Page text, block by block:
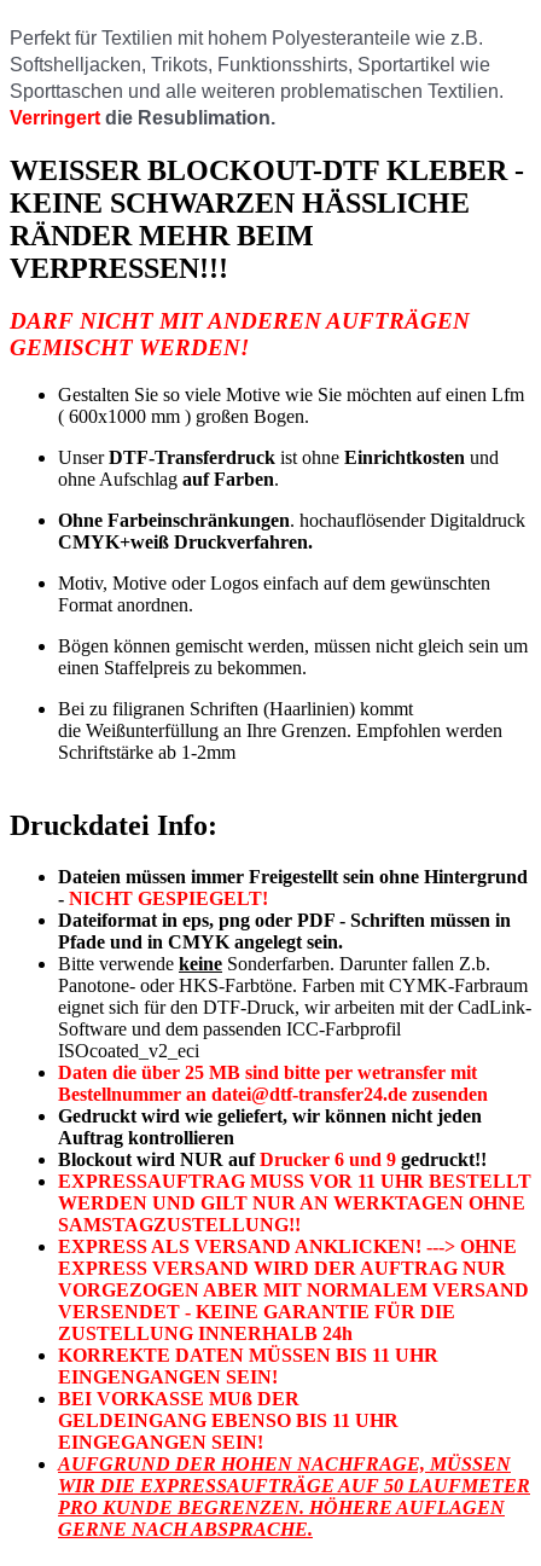
Perfekt für Textilien mit hohem Polyesteranteile wie z.B.
Softshelljacken, Trikots, Funktionsshirts, Sportartikel wie
Sporttaschen und alle weiteren problematischen Textilien.
Verringert die Resublimation.
WEISSER BLOCKOUT-DTF KLEBER -
KEINE SCHWARZEN HÄSSLICHE
RÄNDER MEHR BEIM
VERPRESSEN!!!
DARF NICHT MIT ANDEREN AUFTRÄGEN
GEMISCHT WERDEN!
Gestalten Sie so viele Motive wie Sie möchten auf einen Lfm
( 600x1000 mm ) großen Bogen.
UnserDTF-Transferdruck ist ohne Einrichtkosten und
ohne Aufschlag auf Farben.
Ohne Farbeinschränkungen. hochauflösender Digitaldruck
CMYK+weiß Druckverfahren.
Motiv, Motive oder Logos einfach auf dem gewünschten
Format anordnen.
Bögen können gemischt werden, müssen nicht gleich sein um
einen Staffelpreis zu bekommen.
Bei zu filigranen Schriften (Haarlinien) kommt
die Weißunterfüllung an Ihre Grenzen. Empfohlen werden
Schriftstärke ab 1-2mm
Druckdatei Info:
Dateien müssen immer Freigestellt sein ohne Hintergrund
- NICHT GESPIEGELT!
Dateiformat in eps, png oder PDF - Schriften müssen in
Pfade und in CMYK angelegt sein.
Bitte verwende keine Sonderfarben. Darunter fallen Z.b.
Panotone- oder HKS-Farbtöne. Farben mit CYMK-Farbraum
eignet sich für den DTF-Druck, wir arbeiten mit der CadLink-
Software und dem passenden ICC-Farbprofil
ISOcoated_v2_eci
Daten die über 25 MB sind bitte per wetransfer mit
Bestellnummer an datei@dtf-transfer24.de zusenden
Gedruckt wird wie geliefert, wir können nicht jeden
Auftrag kontrollieren
Blockout wird NUR aufDrucker 6 und 9 gedruckt!!
EXPRESSAUFTRAG MUSS VOR 11 UHR BESTELLT
WERDEN UND GILT NUR AN WERKTAGEN OHNE
SAMSTAGZUSTELLUNG!!
EXPRESS ALS VERSAND ANKLICKEN! ---> OHNE
EXPRESS VERSAND WIRD DER AUFTRAG NUR
VORGEZOGEN ABER MIT NORMALEM VERSAND
VERSENDET - KEINE GARANTIE FÜR DIE
ZUSTELLUNG INNERHALB 24h
KORREKTE DATEN MÜSSEN BIS 11 UHR
EINGENGANGEN SEIN!
BEI VORKASSE MUß DER
GELDEINGANG EBENSO BIS 11 UHR
EINGEGANGEN SEIN!
AUFGRUND DER HOHEN NACHFRAGE, MÜSSEN
WIR DIE EXPRESSAUFTRÄGE AUF 50 LAUFMETER
PRO KUNDE BEGRENZEN. HÖHERE AUFLAGEN
GERNE NACH ABSPRACHE.